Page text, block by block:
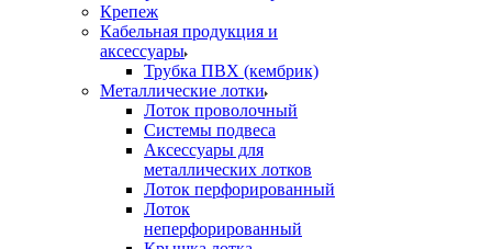
Крепеж
Кабельная продукция и
аксессуары
Трубка ПВХ (кембрик)
Металлические лотки
Лоток проволочный
Системы подвеса
Аксессуары для
металлических лотков
Лоток перфорированный
Лоток
неперфорированный